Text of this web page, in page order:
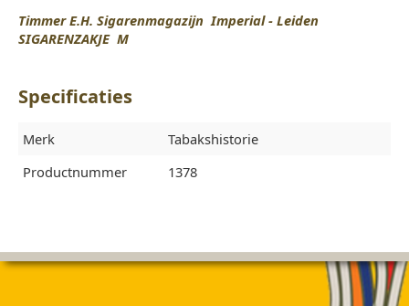
Timmer E.H. Sigarenmagazijn Imperial - Leiden
SIGARENZAKJE M
Specificaties
Merk
Tabakshistorie
Productnummer
1378